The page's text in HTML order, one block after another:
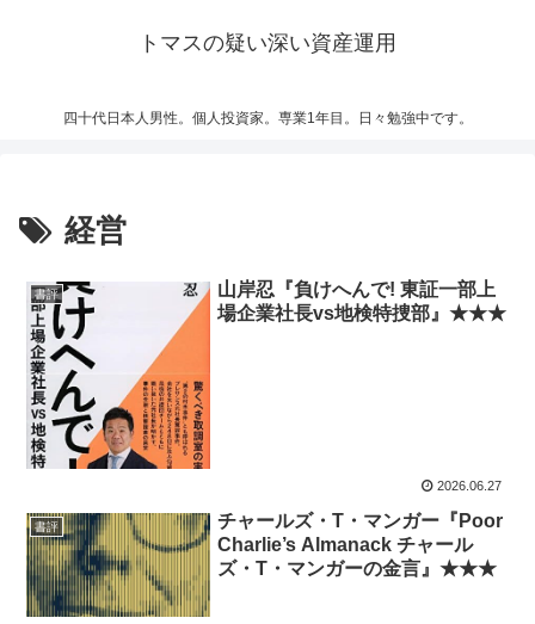
トマスの疑い深い資産運用
四十代日本人男性。個人投資家。専業1年目。日々勉強中です。
経営
書評
山岸忍『負けへんで! 東証一部上
場企業社長vs地検特捜部』★★★
2026.06.27
書評
チャールズ・T・マンガー『Poor
Charlie’s Almanack チャール
ズ・T・マンガーの金言』★★★